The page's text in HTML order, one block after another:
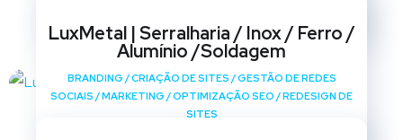
LuxMetal | Serralharia / Inox / Ferro /
Alumínio /Soldagem
BRANDING /CRIAÇÃO DE SITES /GESTÃO DE REDES
SOCIAIS /MARKETING /OPTIMIZAÇÃO SEO /REDESIGN DE
SITES